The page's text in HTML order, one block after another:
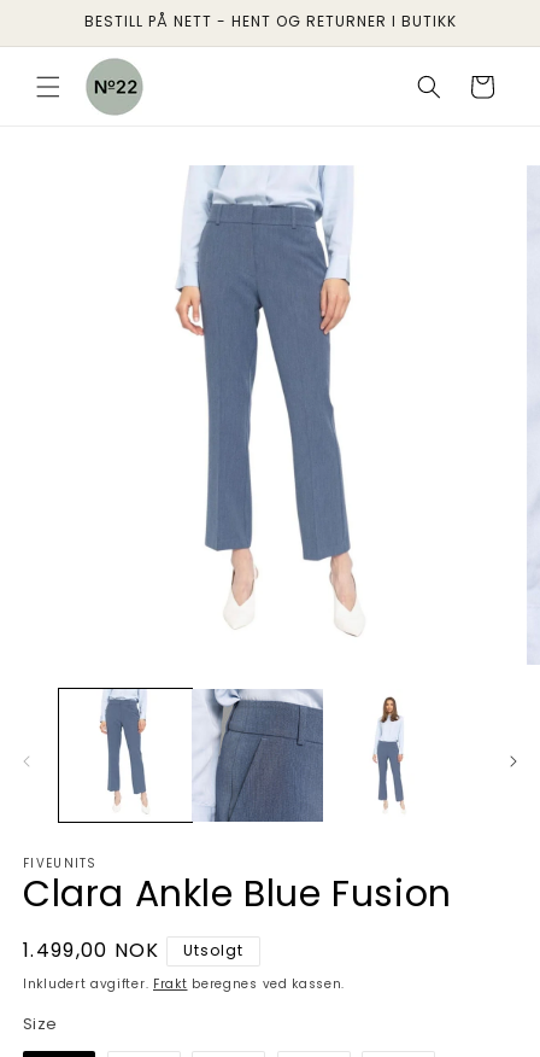
videre til
innholdet
BESTILL PÅ NETT - HENT OG RETURNER I BUTIKK
Handlekurv
medie
FIVEUNITS
Clara Ankle Blue Fusion
Vanlig
pris
1.499,00 NOK Utsolgt
Inkludert avgifter. Frakt beregnes ved kassen.
Size